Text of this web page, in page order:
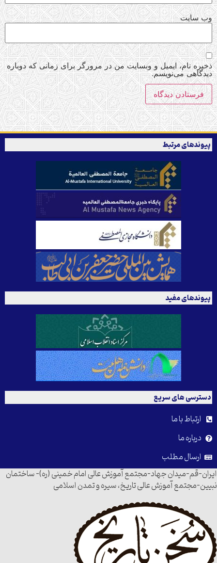
وب‌ سایت
ذخیره نام، ایمیل و وبسایت من در مرورگر برای زمانی که دوباره
دیدگاهی می‌نویسم.
پیوندهای مرتبط
پیوندهای مفید
دسترسی های سریع
ارتباط با ما
درباره ما
ارسال مطلب
ایران-قم-میدان جهاد-مجتمع آموزش عالی امام خمینی (ره)- ساختمان
نبیین-مجتمع آموزش عالی تاریخ، سیره و تمدن اسلامی